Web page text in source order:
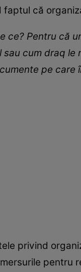
că
ce? Pentru că
cum draq
pe care
privind
pentru